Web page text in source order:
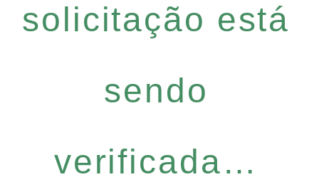
solicitação está
sendo
verificada…